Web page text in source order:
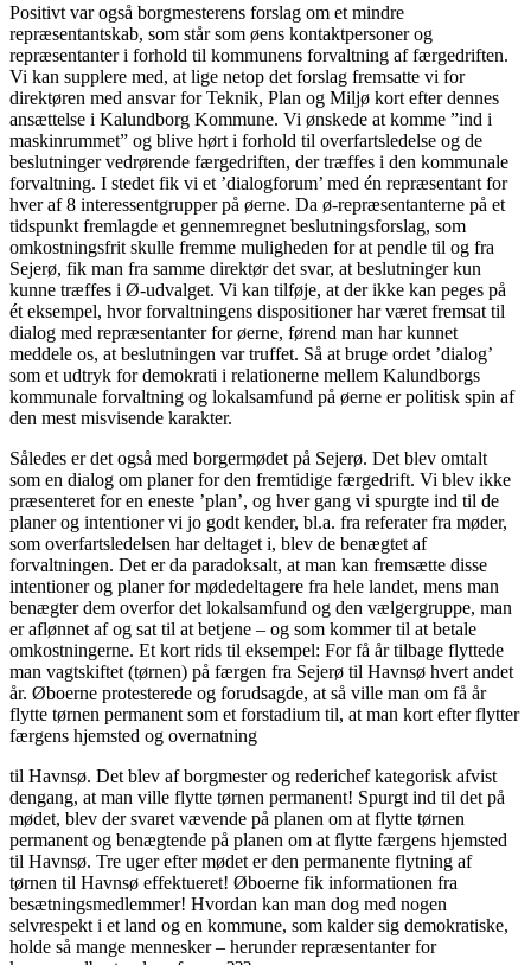
Positivt var også borgmesterens forslag om et mindre
repræsentantskab, som står som øens kontaktpersoner og
repræsentanter i forhold til kommunens forvaltning af færgedriften.
Vi kan supplere med, at lige netop det forslag fremsatte vi for
direktøren med ansvar for Teknik, Plan og Miljø kort efter dennes
ansættelse i Kalundborg Kommune. Vi ønskede at komme ”ind i
maskinrummet” og blive hørt i forhold til overfartsledelse og de
beslutninger vedrørende færgedriften, der træffes i den kommunale
forvaltning. I stedet fik vi et ’dialogforum’ med én repræsentant for
hver af 8 interessentgrupper på øerne. Da ø-repræsentanterne på et
tidspunkt fremlagde et gennemregnet beslutningsforslag, som
omkostningsfrit skulle fremme muligheden for at pendle til og fra
Sejerø, fik man fra samme direktør det svar, at beslutninger kun
kunne træffes i Ø-udvalget. Vi kan tilføje, at der ikke kan peges på
ét eksempel, hvor forvaltningens dispositioner har været fremsat til
dialog med repræsentanter for øerne, førend man har kunnet
meddele os, at beslutningen var truffet. Så at bruge ordet ’dialog’
som et udtryk for demokrati i relationerne mellem Kalundborgs
kommunale forvaltning og lokalsamfund på øerne er politisk spin af
den mest misvisende karakter.
Således er det også med borgermødet på Sejerø. Det blev omtalt
som en dialog om planer for den fremtidige færgedrift. Vi blev ikke
præsenteret for en eneste ’plan’, og hver gang vi spurgte ind til de
planer og intentioner vi jo godt kender, bl.a. fra referater fra møder,
som overfartsledelsen har deltaget i, blev de benægtet af
forvaltningen. Det er da paradoksalt, at man kan fremsætte disse
intentioner og planer for mødedeltagere fra hele landet, mens man
benægter dem overfor det lokalsamfund og den vælgergruppe, man
er aflønnet af og sat til at betjene – og som kommer til at betale
omkostningerne. Et kort rids til eksempel: For få år tilbage flyttede
man vagtskiftet (tørnen) på færgen fra Sejerø til Havnsø hvert andet
år. Øboerne protesterede og forudsagde, at så ville man om få år
flytte tørnen permanent som et forstadium til, at man kort efter flytter
færgens hjemsted og overnatning
til Havnsø. Det blev af borgmester og rederichef kategorisk afvist
dengang, at man ville flytte tørnen permanent! Spurgt ind til det på
mødet, blev der svaret vævende på planen om at flytte tørnen
permanent og benægtende på planen om at flytte færgens hjemsted
til Havnsø. Tre uger efter mødet er den permanente flytning af
tørnen til Havnsø effektueret! Øboerne fik informationen fra
besætningsmedlemmer! Hvordan kan man dog med nogen
selvrespekt i et land og en kommune, som kalder sig demokratiske,
holde så mange mennesker – herunder repræsentanter for